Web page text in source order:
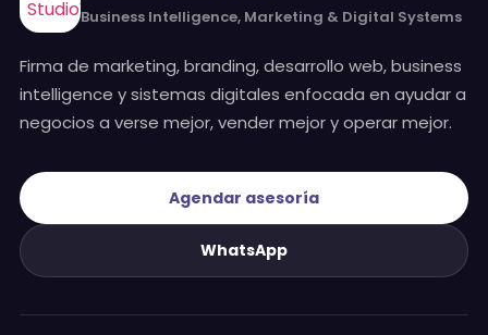
Vainilla Intelligence
Vainilla Academy
Contacto
Business Intelligence, Marketing & Digital Systems
Firma de marketing, branding, desarrollo web, business
intelligence y sistemas digitales enfocada en ayudar a
negocios a verse mejor, vender mejor y operar mejor.
Agendar asesoría
WhatsApp